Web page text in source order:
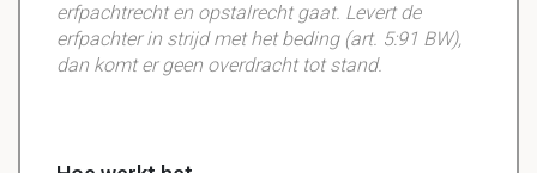
erfpachtrecht en opstalrecht gaat. Levert de
erfpachter in strijd met het beding (art. 5:91 BW),
dan komt er geen overdracht tot stand.